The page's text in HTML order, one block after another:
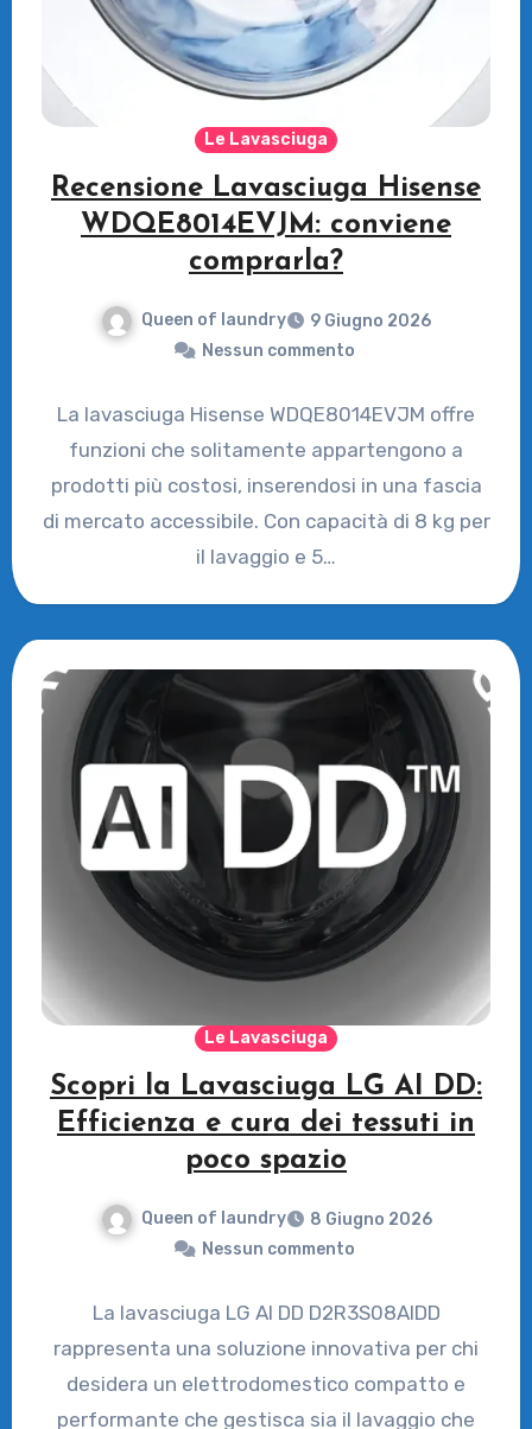
Le Lavasciuga
Recensione Lavasciuga Hisense
WDQE8014EVJM: conviene
comprarla?
Queen of laundry
9 Giugno 2026
Nessun commento
La lavasciuga Hisense WDQE8014EVJM offre
funzioni che solitamente appartengono a
prodotti più costosi, inserendosi in una fascia
di mercato accessibile. Con capacità di 8 kg per
il lavaggio e 5…
Le Lavasciuga
Scopri la Lavasciuga LG AI DD:
Efficienza e cura dei tessuti in
poco spazio
Queen of laundry
8 Giugno 2026
Nessun commento
La lavasciuga LG AI DD D2R3S08AIDD
rappresenta una soluzione innovativa per chi
desidera un elettrodomestico compatto e
performante che gestisca sia il lavaggio che